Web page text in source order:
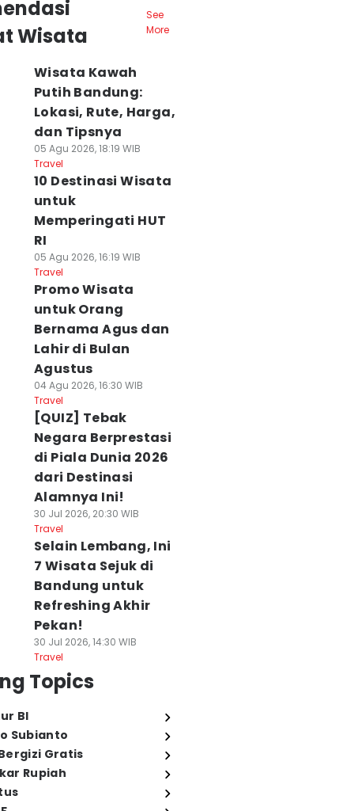
Wisata
See
More
Wisata Kawah
Putih Bandung:
Lokasi, Rute, Harga,
dan Tipsnya
05 Agu 2026, 18:19 WIB
Travel
10 Destinasi Wisata
untuk
Memperingati HUT
RI
05 Agu 2026, 16:19 WIB
Travel
Promo Wisata
untuk Orang
Bernama Agus dan
Lahir di Bulan
Agustus
04 Agu 2026, 16:30 WIB
Travel
[QUIZ] Tebak
Negara Berprestasi
di Piala Dunia 2026
dari Destinasi
Alamnya Ini!
30 Jul 2026, 20:30 WIB
Travel
Selain Lembang, Ini
7 Wisata Sejuk di
Bandung untuk
Refreshing Akhir
Pekan!
30 Jul 2026, 14:30 WIB
Travel
Topics
BI
Subianto
Gratis
Rupiah